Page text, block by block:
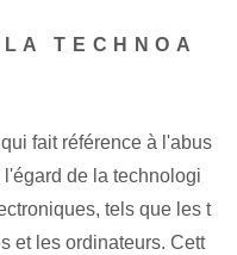
TECHNOA
⁣fait référence à l'abus
de ⁣la technologi
tels que les t
et les ordinateurs. Cett